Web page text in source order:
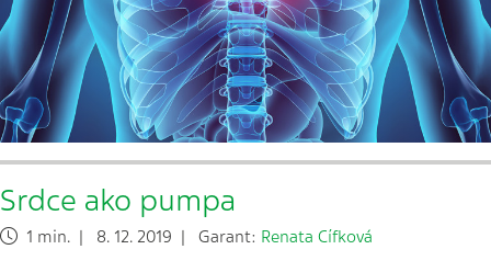
Srdce ako pumpa
1 min. | 8. 12. 2019 | Garant: Renata Cífková